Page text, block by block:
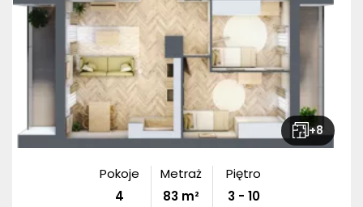
+8
Pokoje
4
Metraż
83 m²
Piętro
3 - 10